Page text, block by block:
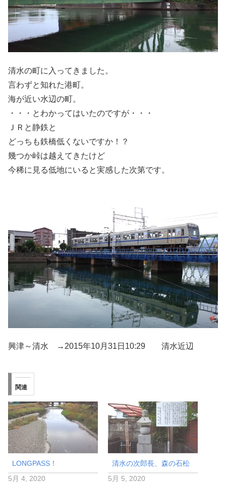
清水の町に入ってきました。
言わずと知れた港町。
海が近い水辺の町。
・・・とわかってはいたのですが・・・
ＪＲと静鉄と
どっちも鉄橋低くないですか！？
幾つか峠は越えてきたけど
今稀に見る低地にいると実感した次第です。
興津～清水 →2015年10月31日10:29 清水近辺
関連
LONGPASS！
5月 4, 2020
清水の次郎長、森の石松
5月 5, 2020